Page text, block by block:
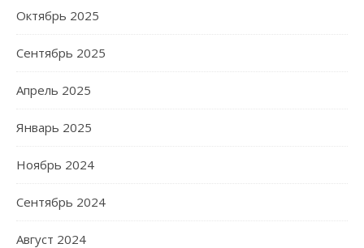
Октябрь 2025
Сентябрь 2025
Апрель 2025
Январь 2025
Ноябрь 2024
Сентябрь 2024
Август 2024